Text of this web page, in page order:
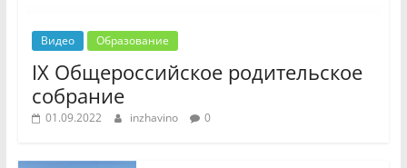
Видео Образование
IX Общероссийское родительское
собрание
01.09.2022 inzhavino 0